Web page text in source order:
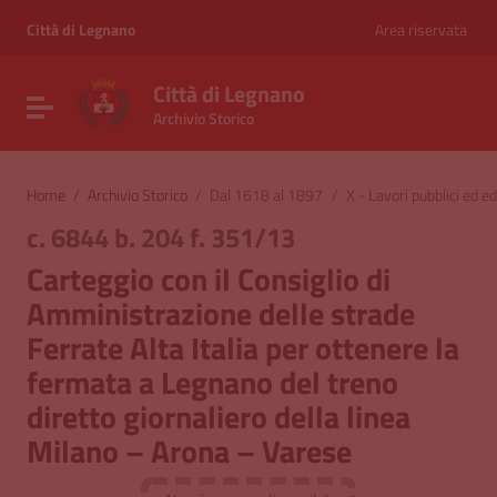
Vai al menu di navigazione
Città di Legnano Area riservata
Attiva / disattiva la navigazione
Città di Legnano
Archivio Storico
Home / Archivio Storico / Dal 1618 al 1897 / X - Lavori pubblici ed
c. 6844 b. 204 f. 351/13
Carteggio con il Consiglio di
Amministrazione delle strade
Ferrate Alta Italia per ottenere la
fermata a Legnano del treno
diretto giornaliero della linea
Milano – Arona – Varese